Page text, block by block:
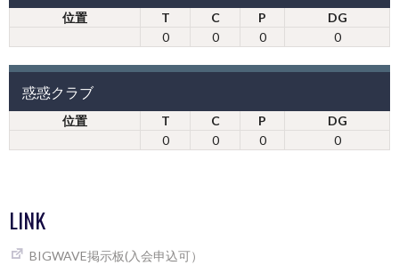
位置 T C P
DG
0
0 0 0
惑惑クラブ
位置 T C P
DG
0
0 0 0
LINK
BIGWAVE掲示板(入会申込可）